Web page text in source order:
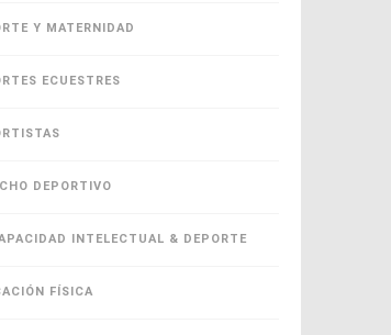
Y MATERNIDAD
ECUESTRES
DEPORTIVO
INTELECTUAL & DEPORTE
FÍSICA